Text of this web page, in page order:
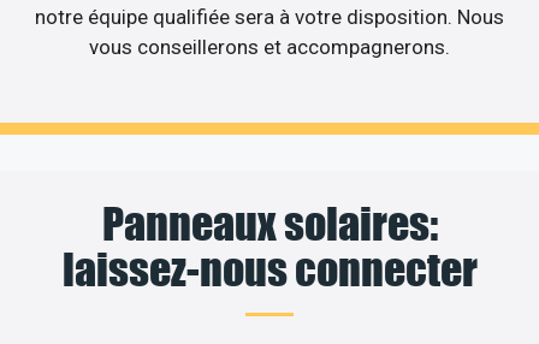
notre équipe qualifiée sera à votre disposition. Nous
vous conseillerons et accompagnerons.
Panneaux solaires:
laissez-nous connecter